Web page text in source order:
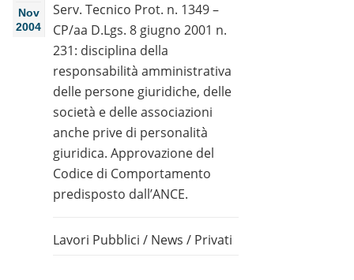
Nov
2004
Serv. Tecnico Prot. n. 1349 –
CP/aa D.Lgs. 8 giugno 2001 n.
231: disciplina della
responsabilità amministrativa
delle persone giuridiche, delle
società e delle associazioni
anche prive di personalità
giuridica. Approvazione del
Codice di Comportamento
predisposto dall’ANCE.
Lavori Pubblici / News / Privati